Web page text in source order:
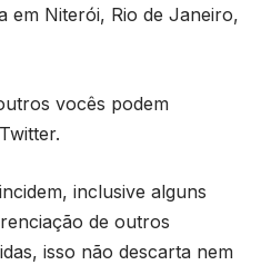
em Niterói, Rio de Janeiro,
vocês podem
inclusive alguns
de outros
isso não descarta nem